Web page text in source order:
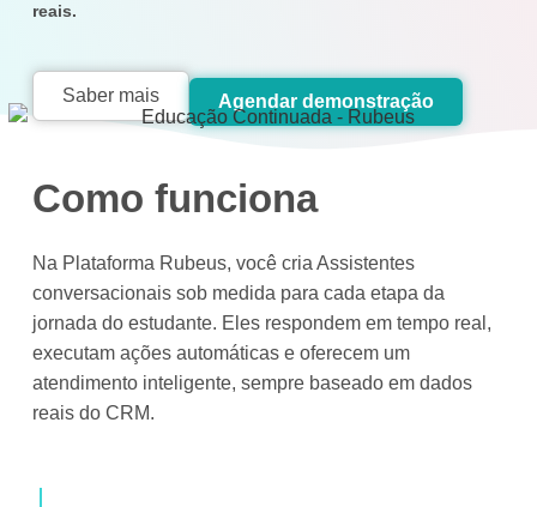
reais.
Saber mais Agendar demonstração
Como funciona
Na Plataforma Rubeus, você cria Assistentes
conversacionais sob medida para cada etapa da
jornada do estudante. Eles respondem em tempo real,
executam ações automáticas e oferecem um
atendimento inteligente, sempre baseado em dados
reais do CRM.